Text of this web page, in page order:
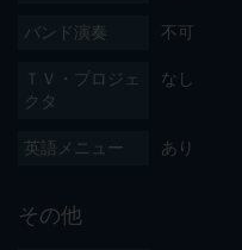
バンド演奏 不可
ＴＶ・プロジェ
クタ
なし
英語メニュー あり
その他